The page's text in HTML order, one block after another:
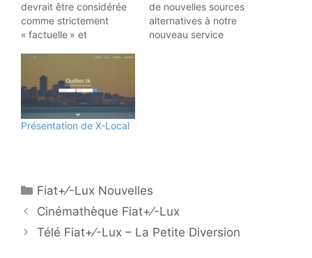
devrait être considérée
comme strictement
« factuelle » et
importe le degré
apparent
d’indépendance de sa
source, toute actualité
sert nécessairement un
agenda (politique,
pourquoi il est primordial
multiples sources sur…
de nouvelles sources
alternatives à notre
nouveau service
sources
Présentation de X-Local
Fiat+⁄-Lux Nouvelles
Cinémathèque Fiat+⁄-Lux
Télé Fiat+⁄-Lux – La Petite Diversion